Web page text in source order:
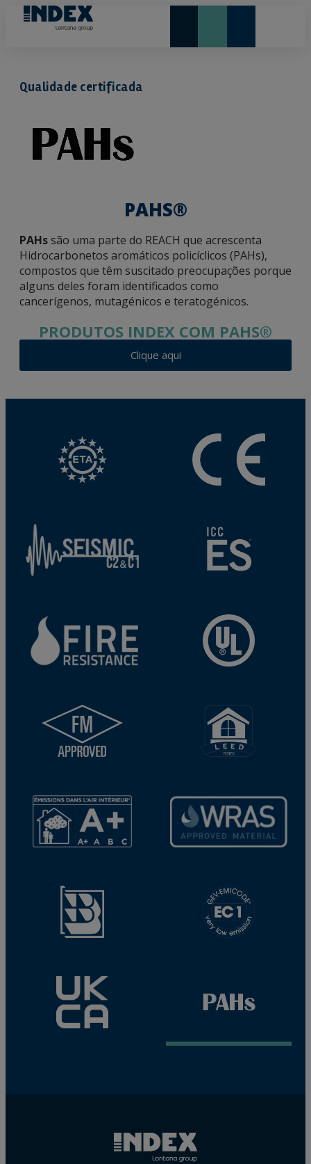
Qualidade certificada
PAHS®
PAHssão uma parte do REACH que acrescenta
Hidrocarbonetos aromáticos policíclicos (PAHs),
compostos que têm suscitado preocupações porque
alguns deles foram identificados como
cancerígenos, mutagénicos e teratogénicos.
PRODUTOS INDEX COM PAHS®
Clique aqui